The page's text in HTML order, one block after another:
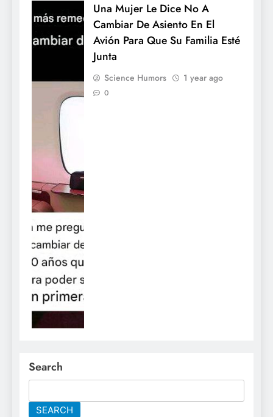
Una Mujer Le Dice No A
Cambiar De Asiento En El
Avión Para Que Su Familia Esté
Junta
Science Humors 1 year ago
0
Search
SEARCH